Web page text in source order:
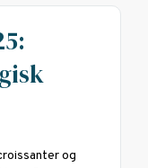
og